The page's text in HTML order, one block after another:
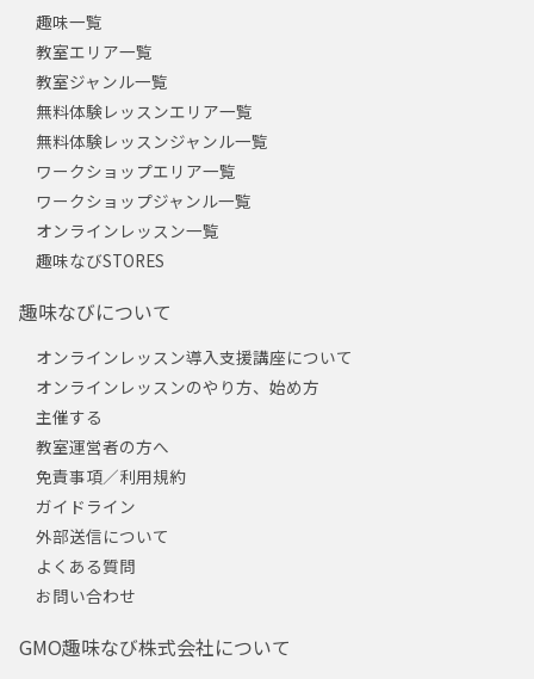
趣味一覧
教室エリア一覧
教室ジャンル一覧
無料体験レッスンエリア一覧
無料体験レッスンジャンル一覧
ワークショップエリア一覧
ワークショップジャンル一覧
オンラインレッスン一覧
趣味なびSTORES
趣味なびについて
オンラインレッスン導入支援講座について
オンラインレッスンのやり方、始め方
主催する
教室運営者の方へ
免責事項／利用規約
ガイドライン
外部送信について
よくある質問
お問い合わせ
GMO趣味なび株式会社について